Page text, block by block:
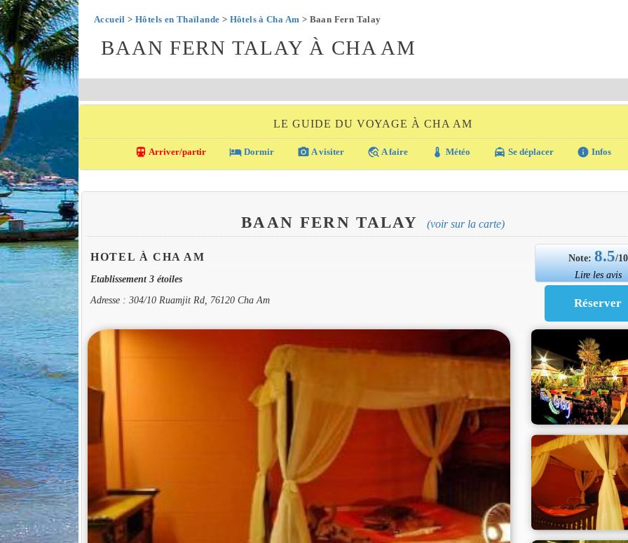
Accueil > Hôtels en Thaïlande > Hôtels à Cha Am > Baan Fern Talay
BAAN FERN TALAY À CHA AM
LE GUIDE DU VOYAGE À CHA AM
directions_transit Arriver/partir local_hotel Dormir photo_camera A visiter travel_explore A faire thermostat Météo local_taxi Se déplacer info Infos
BAAN FERN TALAY (voir sur la carte)
HOTEL À CHA AM
Etablissement 3 étoiles
Adresse : 304/10 Ruamjit Rd, 76120 Cha Am
Note:8.5/10
Lire les avis